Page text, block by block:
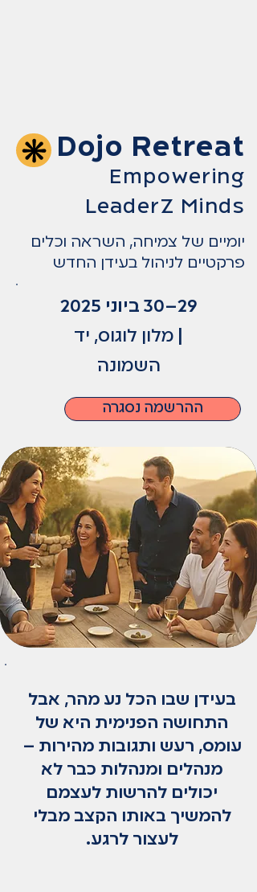
Dojo Retreat
Empowering
LeaderZ Minds
יומיים של צמיחה, השראה וכלים
פרקטיים לניהול בעידן החדש
29–30 ביוני 2025
מלון לוגוס, יד
השמונה
ההרשמה נסגרה
בעידן שבו הכל נע מהר, אבל
התחושה הפנימית היא של
עומס, רעש ותגובות מהירות –
מנהלים ומנהלות כבר לא
יכולים להרשות לעצמם
להמשיך באותו הקצב מבלי
לעצור לרגע.